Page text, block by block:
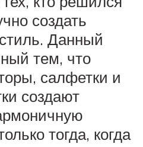
создать
Данный
тем, что
салфетки и
создают
тогда, когда